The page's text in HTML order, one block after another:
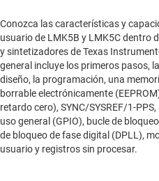
Conozca las características y
usuario de LMK5B y LMK5C dentro
y sintetizadores de Texas
general incluye los primeros pasos,
diseño, la programación, una
borrable electrónicamente
retardo cero), SYNC/SYSREF/1-
uso general (GPIO), bucle de
de bloqueo de fase digital (DPLL),
usuario y registros sin procesar.